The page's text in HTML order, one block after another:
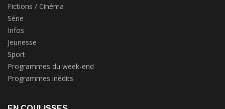
Fictions / Cinéma
Série
Infos
Jeunesse
Sport
Programmes du week-end
Programmes inédits